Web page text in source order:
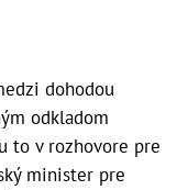
dohodou
odkladom
to v rozhovore pre
minister pre